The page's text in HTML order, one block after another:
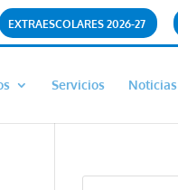
EXTRAESCOLARES 2026-27
Servicios Noticias